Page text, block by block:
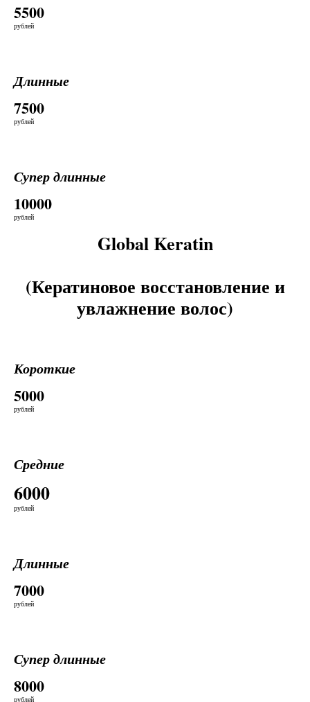
5500
рублей
Длинные
7500
рублей
Супер длинные
10000
рублей
Global Keratin
(Кератиновое восстановление и
увлажнение волос)
Короткие
5000
рублей
Средние
6000
рублей
Длинные
7000
рублей
Супер длинные
8000
рублей